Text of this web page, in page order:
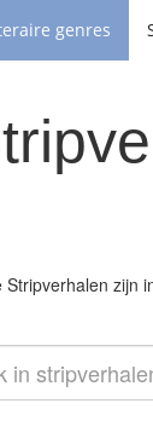
genres
Stripverhalen zijn